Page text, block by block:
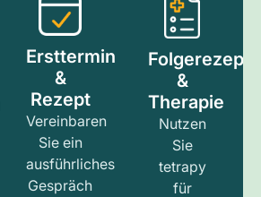
Ersttermin
&
Rezept
Vereinbaren
Sie ein
ausführliches
Gespräch
Folgerezept
&
Therapie
Nutzen
Sie
tetrapy
für